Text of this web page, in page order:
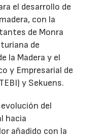
el desarrollo de
con la
de Monra
de
la Madera y el
y Empresarial de
y Sekuens.
del
hacia
añadido con la